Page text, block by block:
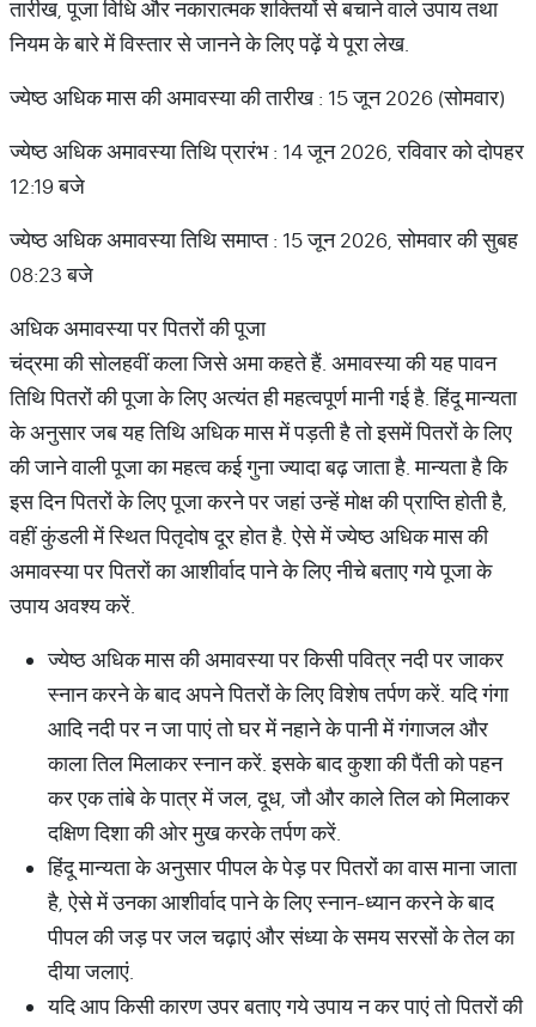
तारीख, पूजा विधि और नकारात्मक शक्तियों से बचाने वाले उपाय तथा
नियम के बारे में विस्तार से जानने के लिए पढ़ें ये पूरा लेख.
ज्येष्ठ अधिक मास की अमावस्या की ​तारीख : 15 जून 2026 (सोमवार)
ज्येष्ठ अधिक अमावस्या तिथि प्रारंभ : 14 जून 2026, रविवार को दोपहर
12:19 बजे
ज्येष्ठ अधिक अमावस्या तिथि समाप्त : 15 जून 2026, सोमवार की सुबह
08:23 बजे
अधिक अमावस्या पर पितरों की पूजा
चंद्रमा की सोलहवीं कला जिसे अमा कहते हैं. अमावस्या की यह पावन
तिथि पितरों की पूजा के लिए अत्यंत ही महत्वपूर्ण मानी गई है. हिंदू मान्यता
के अनुसार जब यह तिथि अधिक मास में पड़ती है तो इसमें पितरों के लिए
की जाने वाली पूजा का महत्व कई गुना ज्यादा बढ़ जाता है. मान्यता है कि
इस दिन पितरों के लिए पूजा करने पर जहां उन्हें मोक्ष की प्राप्ति होती है,
वहीं कुंडली में स्थित पितृदोष दूर होत है. ऐसे में ज्येष्ठ अधिक मास की
अमावस्या पर पितरों का आशीर्वाद पाने के लिए नीचे बताए गये पूजा के
उपाय अवश्य करें.
ज्येष्ठ अधिक मास की अमावस्या पर किसी पवि​त्र नदी पर जाकर
स्नान करने के बाद अपने पितरों के लिए विशेष तर्पण करें. यदि गंगा
आदि नदी पर न जा पाएं तो घर में नहाने के पानी में गंगाजल और
काला तिल मिलाकर स्नान करें. इसके बाद कुशा की पैंती को पहन
कर एक तांबे के पात्र में जल, दूध, जौ और काले तिल को मिलाकर
दक्षिण दिशा की ओर मुख करके तर्पण करें.
हिंदू मान्यता के अनुसार पीपल के पेड़ पर पितरों का वास माना जाता
है, ऐसे में उनका आशीर्वाद पाने के लिए स्नान-ध्यान करने के बाद
पीपल की जड़ पर जल चढ़ाएं और संध्या के समय सरसों के तेल का
दीया जलाएं.
यदि आप किसी कारण उपर बताए गये उपाय न कर पाएं तो पितरों की